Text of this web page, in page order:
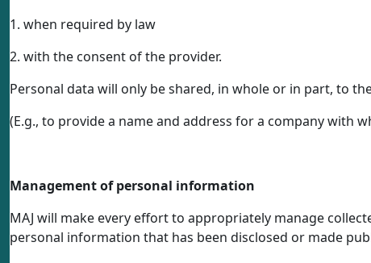
1. when required by law
2. with the consent of the provider.
Personal data will only be shared, in whole or in part, to
(E.g., to provide a name and address for a company with
Management of personal information
MAJ will make every effort to appropriately manage
personal information that has been disclosed or made